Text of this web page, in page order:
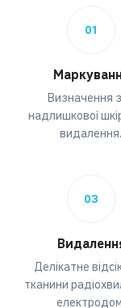
01
Визначення
надлишкової
видалення.
03
Делікатне
тканини